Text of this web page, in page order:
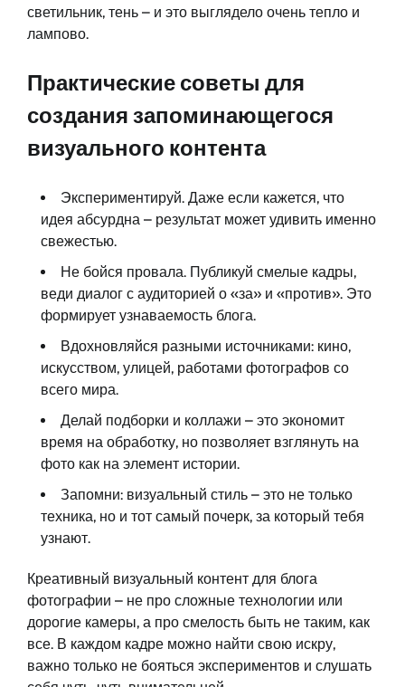
светильник, тень – и это выглядело очень тепло и
лампово.
Практические советы для
создания запоминающегося
визуального контента
Экспериментируй. Даже если кажется, что
идея абсурдна – результат может удивить именно
свежестью.
Не бойся провала. Публикуй смелые кадры,
веди диалог с аудиторией о «за» и «против». Это
формирует узнаваемость блога.
Вдохновляйся разными источниками: кино,
искусством, улицей, работами фотографов со
всего мира.
Делай подборки и коллажи – это экономит
время на обработку, но позволяет взглянуть на
фото как на элемент истории.
Запомни: визуальный стиль – это не только
техника, но и тот самый почерк, за который тебя
узнают.
Креативный визуальный контент для блога
фотографии – не про сложные технологии или
дорогие камеры, а про смелость быть не таким, как
все. В каждом кадре можно найти свою искру,
важно только не бояться экспериментов и слушать